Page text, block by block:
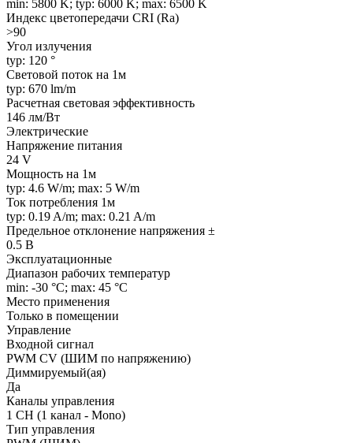
min: 5800 K; typ: 6000 K; max: 6500 K
Индекс цветопередачи CRI (Ra)
>90
Угол излучения
typ: 120 °
Световой поток на 1м
typ: 670 lm/m
Расчетная световая эффективность
146 лм/Вт
Электрические
Напряжение питания
24 V
Мощность на 1м
typ: 4.6 W/m; max: 5 W/m
Ток потребления 1м
typ: 0.19 A/m; max: 0.21 A/m
Предельное отклонение напряжения ±
0.5 В
Эксплуатационные
Диапазон рабочих температур
min: -30 °C; max: 45 °C
Место применения
Только в помещении
Управление
Входной сигнал
PWM СV (ШИМ по напряжению)
Диммируемый(ая)
Да
Каналы управления
1 CH (1 канал - Mono)
Тип управления